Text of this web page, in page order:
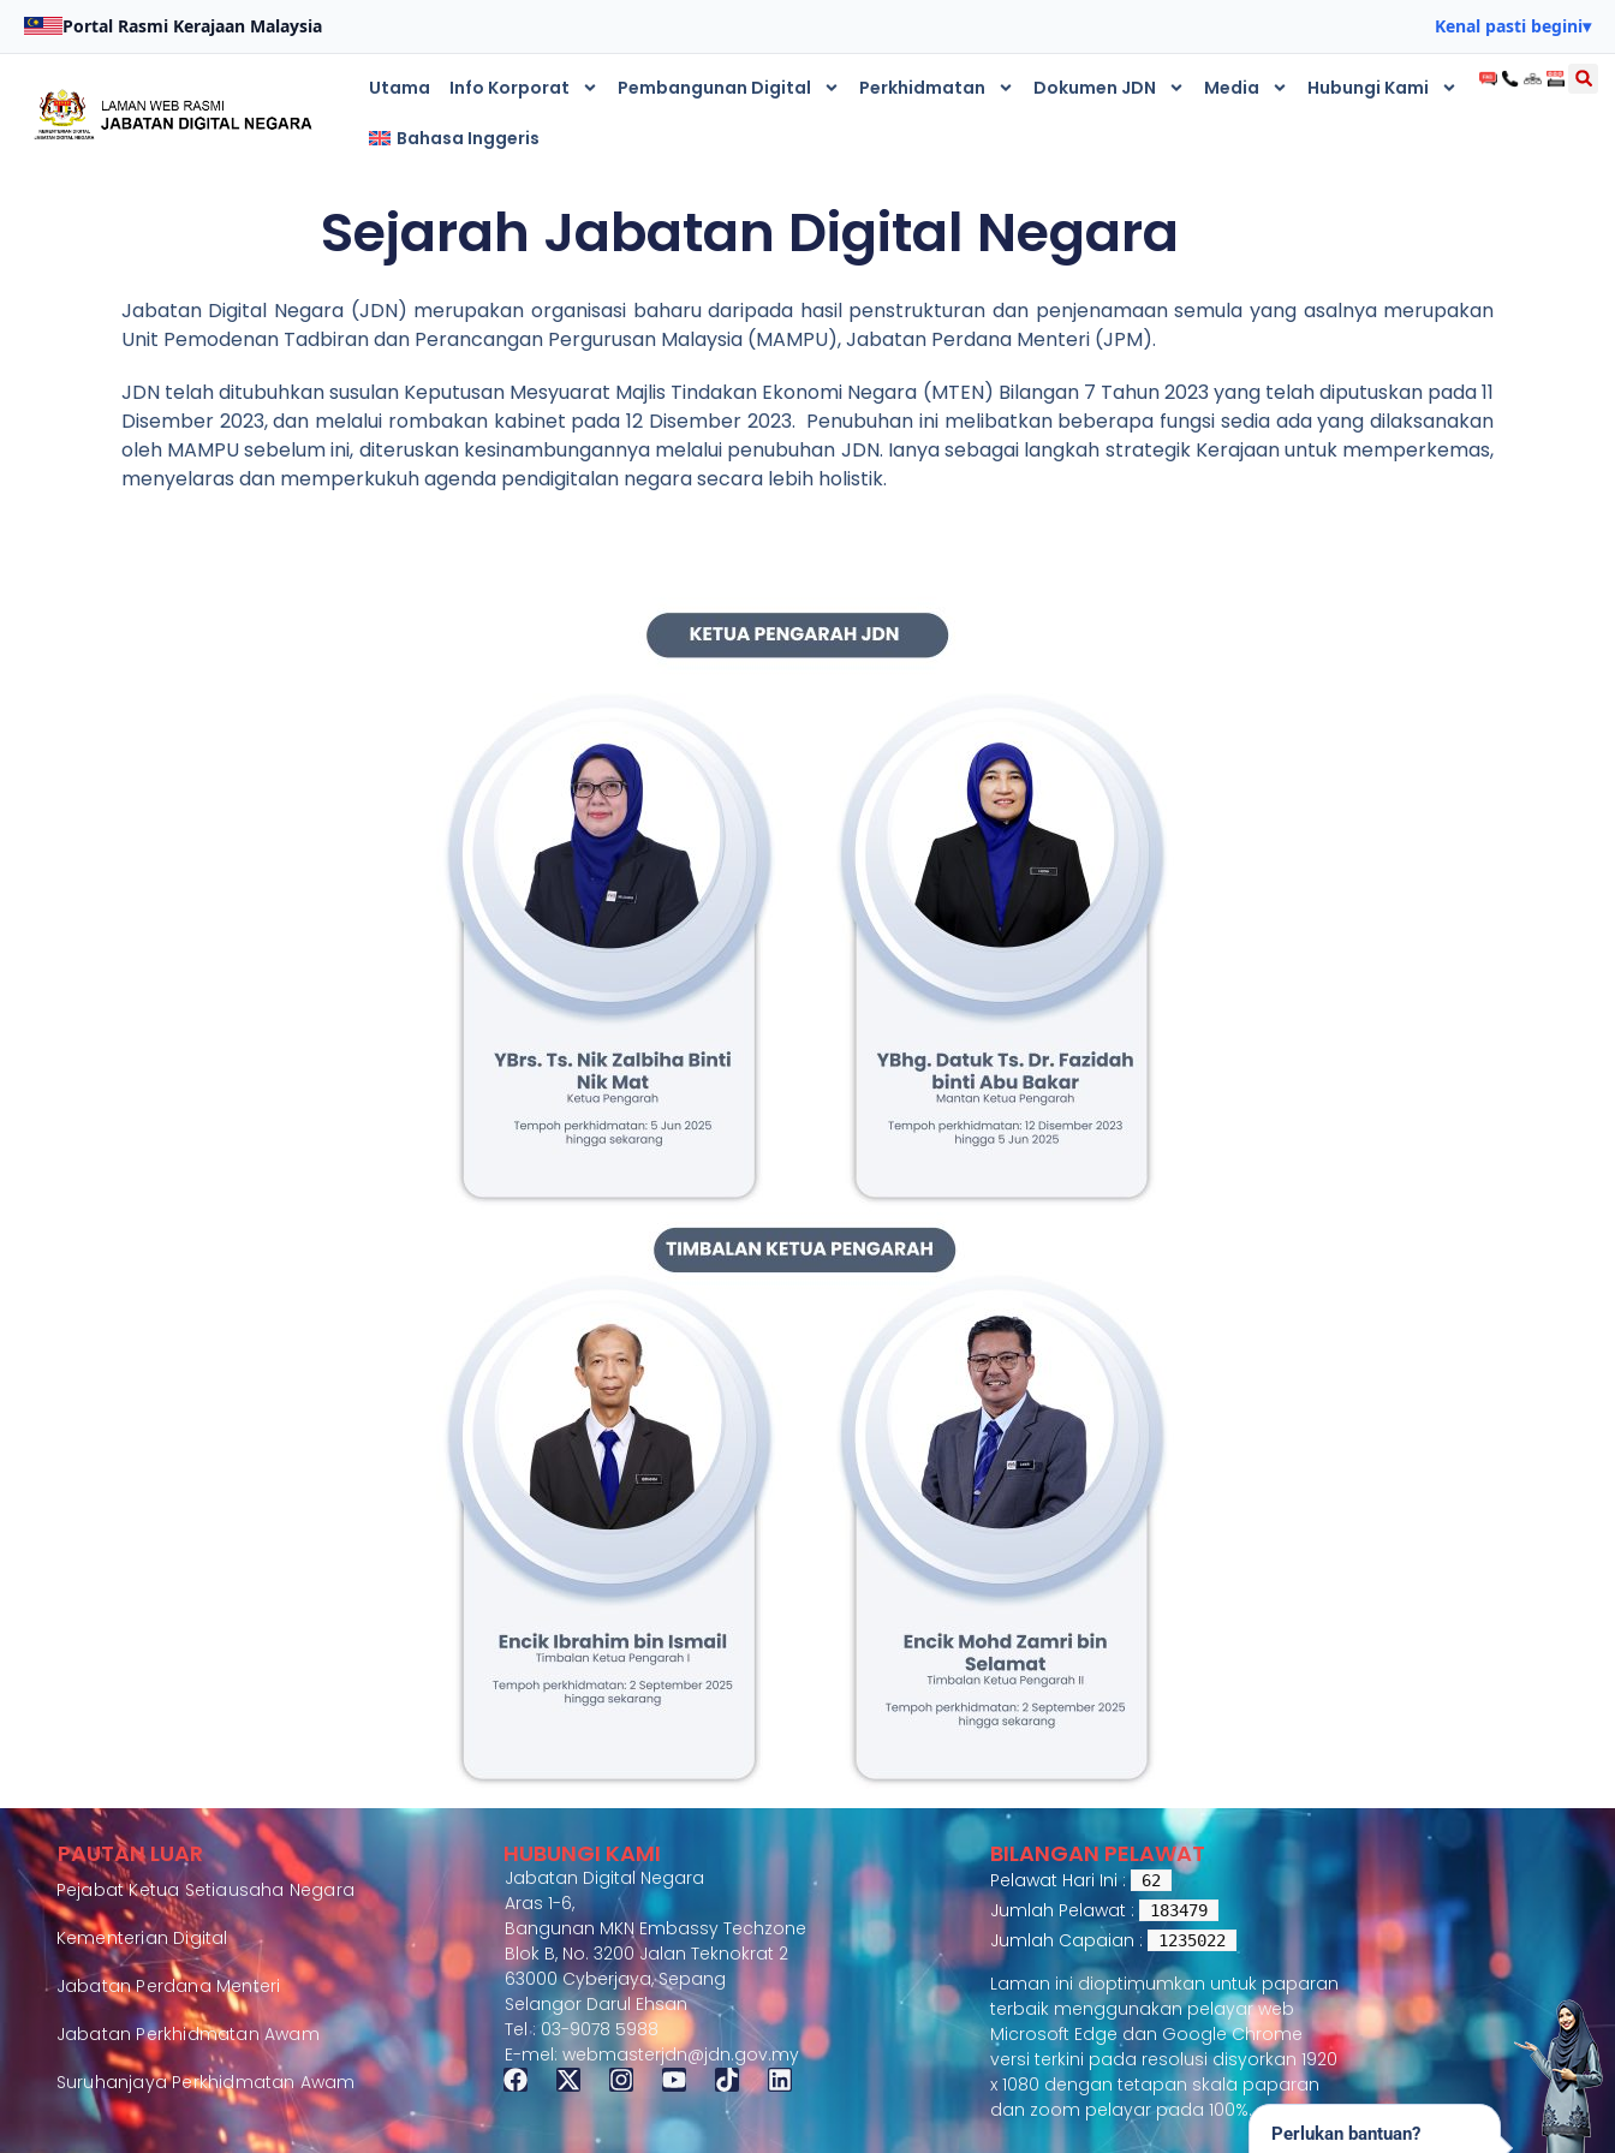
Portal Rasmi Kerajaan Malaysia Kenal pasti begini▾
Utama Info Korporat Pembangunan Digital Perkhidmatan Dokumen JDN Media Hubungi Kami
Bahasa Inggeris
Perlukan bantuan?
Sejarah Jabatan Digital Negara
Jabatan Digital Negara (JDN) merupakan organisasi baharu daripada hasil penstrukturan dan penjenamaan semula yang asalnya merupakan
Unit Pemodenan Tadbiran dan Perancangan Pergurusan Malaysia (MAMPU), Jabatan Perdana Menteri (JPM).
JDN telah ditubuhkan susulan Keputusan Mesyuarat Majlis Tindakan Ekonomi Negara (MTEN) Bilangan 7 Tahun 2023 yang telah diputuskan pada 11
Disember 2023, dan melalui rombakan kabinet pada 12 Disember 2023. Penubuhan ini melibatkan beberapa fungsi sedia ada yang dilaksanakan
oleh MAMPU sebelum ini, diteruskan kesinambungannya melalui penubuhan JDN. Ianya sebagai langkah strategik Kerajaan untuk memperkemas,
menyelaras dan memperkukuh agenda pendigitalan negara secara lebih holistik.
PAUTAN LUAR
Pejabat Ketua Setiausaha Negara
Kementerian Digital
Jabatan Perdana Menteri
Jabatan Perkhidmatan Awam
Suruhanjaya Perkhidmatan Awam
HUBUNGI KAMI
Jabatan Digital Negara
Aras 1-6,
Bangunan MKN Embassy Techzone
Blok B, No. 3200 Jalan Teknokrat 2
63000 Cyberjaya, Sepang
Selangor Darul Ehsan
Tel : 03-9078 5988
E-mel: webmasterjdn@jdn.gov.my
BILANGAN PELAWAT
Pelawat Hari Ini : 62
Jumlah Pelawat : 183479
Jumlah Capaian : 1235022
Laman ini dioptimumkan untuk paparan
terbaik menggunakan pelayar web
Microsoft Edge dan Google Chrome
versi terkini pada resolusi disyorkan 1920
x 1080 dengan tetapan skala paparan
dan zoom pelayar pada 100%.